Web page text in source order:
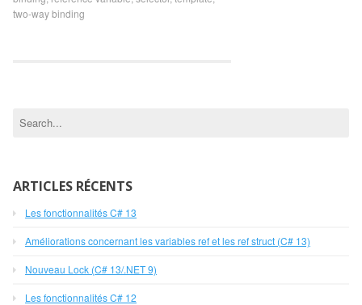
two-way binding
ARTICLES RÉCENTS
Les fonctionnalités C# 13
Améliorations concernant les variables ref et les ref struct (C# 13)
Nouveau Lock (C# 13/.NET 9)
Les fonctionnalités C# 12